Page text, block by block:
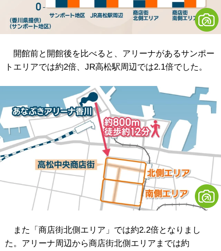
開館前と開館後を比べると、アリーナがあるサンポー
トエリアでは約2倍、JR高松駅周辺では2.1倍でした。
また「商店街北側エリア」では約2.2倍となりまし
た。アリーナ周辺から商店街北側エリアまでは約